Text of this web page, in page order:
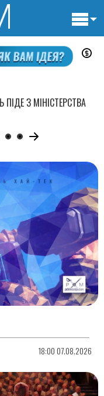
18:00 07.08.2026
З МІНІСТЕРСТВА